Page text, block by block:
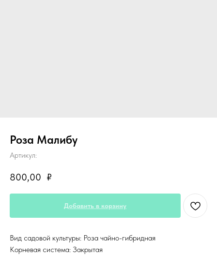
Роза Малибу
Артикул:
800,00 ₽
Добавить в корзину
Вид садовой культуры: Роза чайно-гибридная
Корневая система: Закрытая